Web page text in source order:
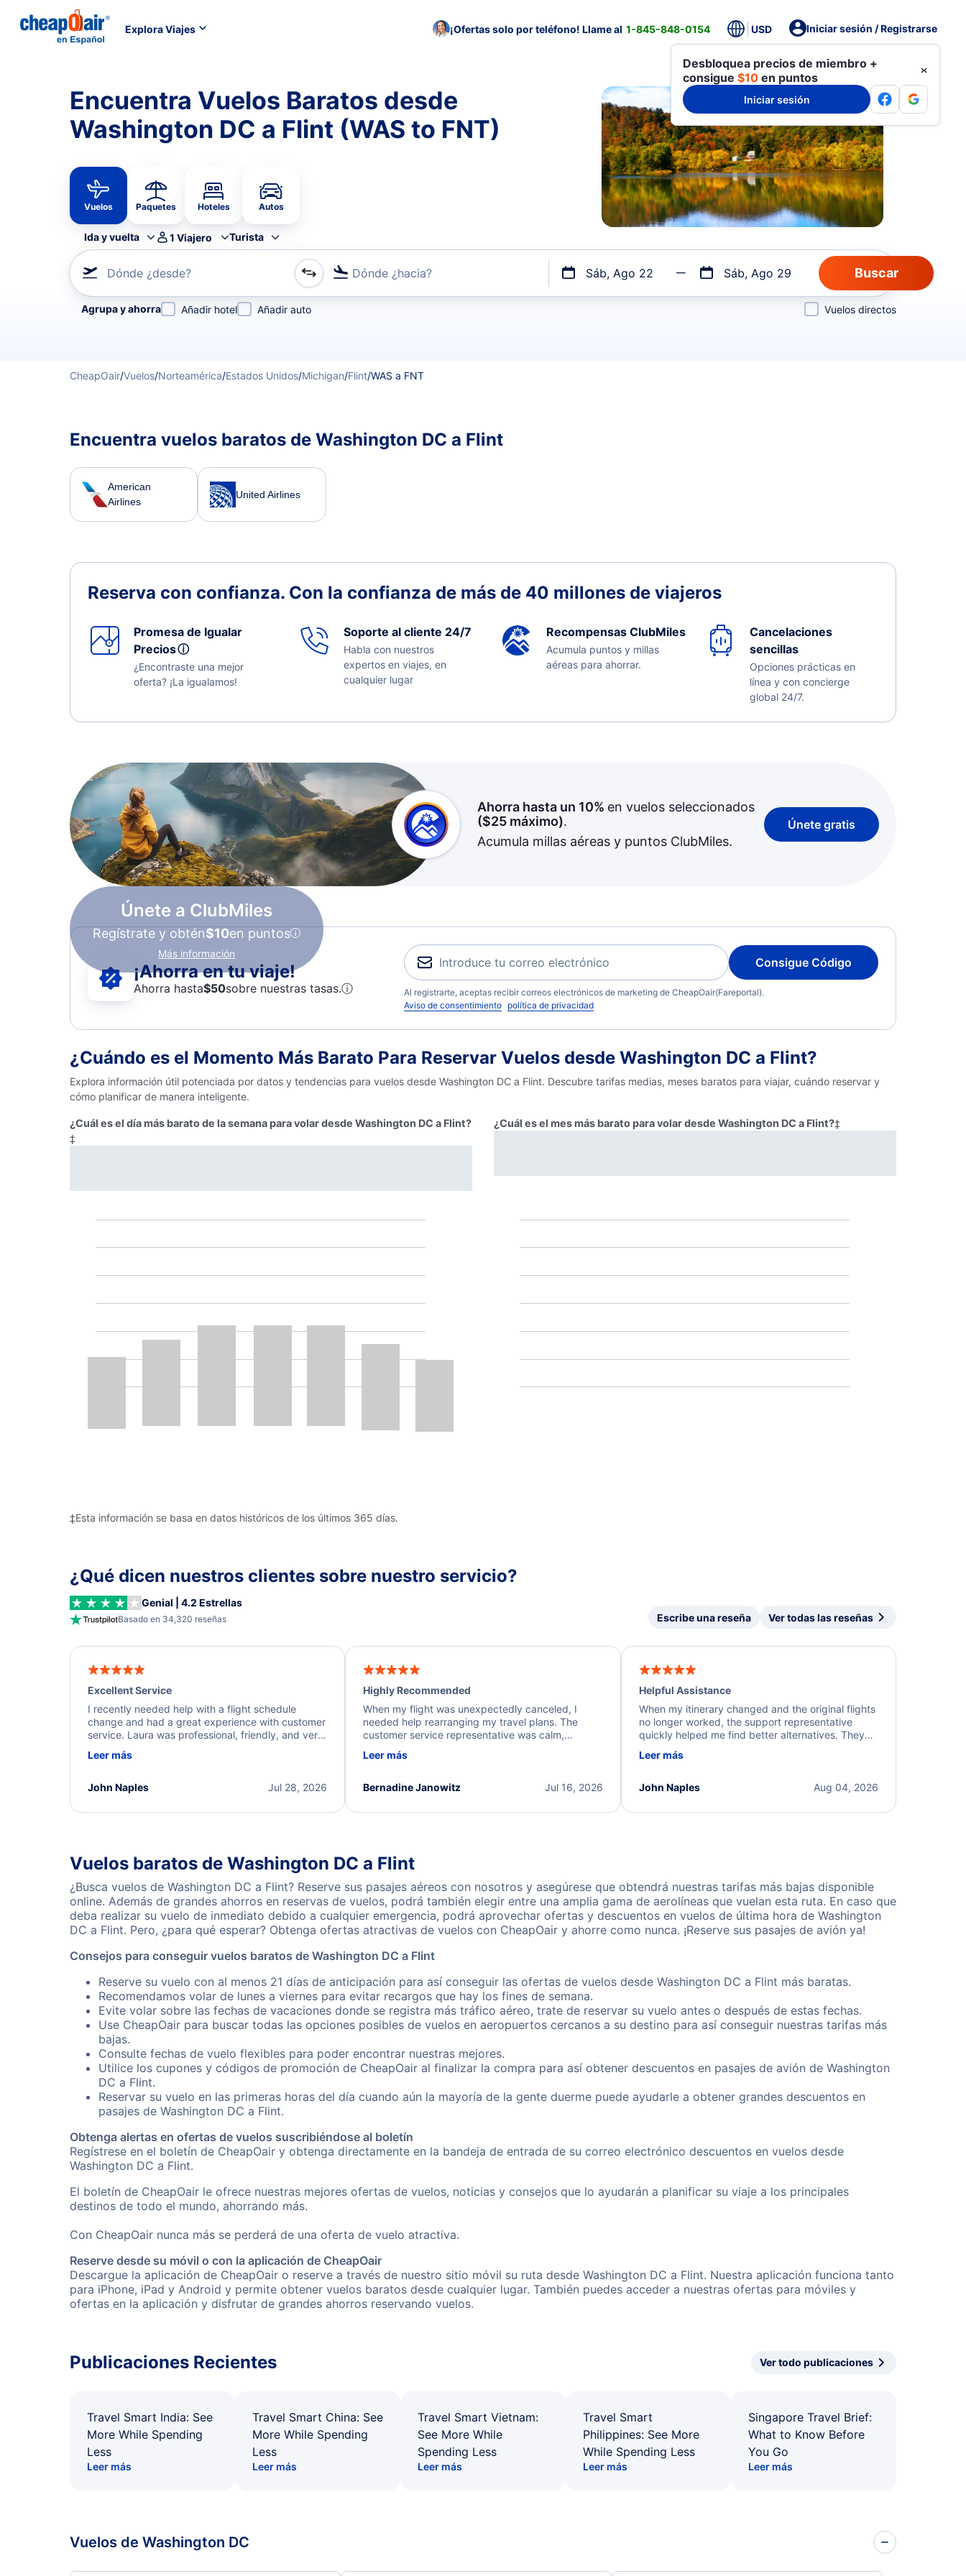
Explora Viajes ¡Ofertas solo por teléfono! Llame al 1-845-848-0154 USD Iniciar sesión / Registrarse
Desbloquea precios de miembro +
consigue $10 en puntos
Iniciar sesión
Encuentra Vuelos Baratos desde
Washington DC a Flint (WAS to FNT)
Vuelos Paquetes Hoteles Autos
Ida y vuelta 1 Viajero Turista
Dónde ¿desde? Dónde ¿hacia? Sáb, Ago 22 Sáb, Ago 29
Refina tu búsqueda por aerolínea, por ciudad o aeropuerto o por vuelos directos
Agrupa y ahorra Añadir hotel Añadir auto Vuelos directos
CheapOair/Vuelos/Norteamérica/Estados Unidos/Michigan/Flint/WAS a FNT
Encuentra vuelos baratos de Washington DC a Flint
American
Airlines
United Airlines
Reserva con confianza. Con la confianza de más de 40 millones de viajeros
Promesa de Igualar
Preciosⓘ
¿Encontraste una mejor
oferta? ¡La igualamos!
Soporte al cliente 24/7
Habla con nuestros
expertos en viajes, en
cualquier lugar
Recompensas ClubMiles
Acumula puntos y millas
aéreas para ahorrar.
Cancelaciones
sencillas
Opciones prácticas en
línea y con concierge
global 24/7.
Únete a ClubMiles
Regístrate y obtén$10en puntos
Más información
Ahorra hasta un 10% en vuelos seleccionados
($25máximo).
Acumula millas aéreas y puntos ClubMiles.
Únete gratis
¡Ahorra en tu viaje!
Ahorra hasta$50sobre nuestras tasas.ⓘ
Consigue Código
Al registrarte, aceptas recibir correos electrónicos de marketing de CheapOair(Fareportal).
Aviso de consentimiento política de privacidad
¿Cuándo es el Momento Más Barato Para Reservar Vuelos desde Washington DC a Flint?
Explora información útil potenciada por datos y tendencias para vuelos desde Washington DC a Flint. Descubre tarifas medias, meses baratos para viajar, cuándo reservar y
cómo planificar de manera inteligente.
¿Cuál es el día más barato de la semana para volar desde Washington DC a Flint?
‡
¿Cuál es el mes más barato para volar desde Washington DC a Flint?‡
‡Esta información se basa en datos históricos de los últimos 365 días.
¿Qué dicen nuestros clientes sobre nuestro servicio?
Genial | 4.2 Estrellas
Basado en 34,320 reseñas Escribe una reseña Ver todas las reseñas
Excellent Service
I recently needed help with a flight schedule
change and had a great experience with customer
service. Laura was professional, friendly, and very
a solution and kept me informed of the next steps.
Leer más
Jul 28, 2026
John Naples
Highly Recommended
When my flight was unexpectedly canceled, I
needed help rearranging my travel plans. The
customer service representative was calm,
process. They quickly found alternative flight
I truly appreciate the excellent support and
Leer más
Jul 16, 2026
Bernadine Janowitz
Helpful Assistance
When my itinerary changed and the original flights
no longer worked, the support representative
quickly helped me find better alternatives. They
beyond to resolve the issue. I'm grateful for the
Leer más
Aug 04, 2026
John Naples
Vuelos baratos de Washington DC a Flint
¿Busca vuelos de Washington DC a Flint? Reserve sus pasajes aéreos con nosotros y asegúrese que obtendrá nuestras tarifas más bajas disponible
online. Además de grandes ahorros en reservas de vuelos, podrá también elegir entre una amplia gama de aerolíneas que vuelan esta ruta. En caso que
deba realizar su vuelo de inmediato debido a cualquier emergencia, podrá aprovechar ofertas y descuentos en vuelos de última hora de Washington
DC a Flint. Pero, ¿para qué esperar? Obtenga ofertas atractivas de vuelos con CheapOair y ahorre como nunca. ¡Reserve sus pasajes de avión ya!
Consejos para conseguir vuelos baratos de Washington DC a Flint
Reserve su vuelo con al menos 21 días de anticipación para así conseguir las ofertas de vuelos desde Washington DC a Flint más baratas.
Recomendamos volar de lunes a viernes para evitar recargos que hay los fines de semana.
Evite volar sobre las fechas de vacaciones donde se registra más tráfico aéreo, trate de reservar su vuelo antes o después de estas fechas.
Use CheapOair para buscar todas las opciones posibles de vuelos en aeropuertos cercanos a su destino para así conseguir nuestras tarifas más
bajas.
Consulte fechas de vuelo flexibles para poder encontrar nuestras mejores.
Utilice los cupones y códigos de promoción de CheapOair al finalizar la compra para así obtener descuentos en pasajes de avión de Washington
DC a Flint.
Reservar su vuelo en las primeras horas del día cuando aún la mayoría de la gente duerme puede ayudarle a obtener grandes descuentos en
pasajes de Washington DC a Flint.
Obtenga alertas en ofertas de vuelos suscribiéndose al boletín
Regístrese en el boletín de CheapOair y obtenga directamente en la bandeja de entrada de su correo electrónico descuentos en vuelos desde
Washington DC a Flint.
El boletín de CheapOair le ofrece nuestras mejores ofertas de vuelos, noticias y consejos que lo ayudarán a planificar su viaje a los principales
destinos de todo el mundo, ahorrando más.
Con CheapOair nunca más se perderá de una oferta de vuelo atractiva.
Reserve desde su móvil o con la aplicación de CheapOair
Descargue la aplicación de CheapOair o reserve a través de nuestro sitio móvil su ruta desde Washington DC a Flint. Nuestra aplicación funciona tanto
para iPhone, iPad y Android y permite obtener vuelos baratos desde cualquier lugar. También puedes acceder a nuestras ofertas para móviles y
ofertas en la aplicación y disfrutar de grandes ahorros reservando vuelos.
Publicaciones Recientes Ver todo publicaciones
Travel Smart India: See
More While Spending
Less
Leer más
Travel Smart China: See
More While Spending
Less
Leer más
Travel Smart Vietnam:
See More While
Spending Less
Leer más
Travel Smart
Philippines: See More
While Spending Less
Leer más
Singapore Travel Brief:
What to Know Before
You Go
Leer más
Vuelos de Washington DC